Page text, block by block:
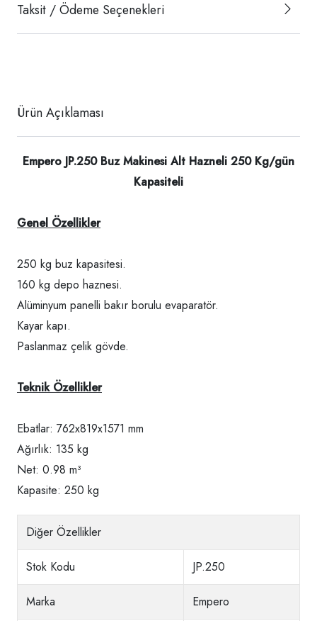
Taksit / Ödeme Seçenekleri
Ürün Açıklaması
Empero JP.250 Buz Makinesi Alt Hazneli 250 Kg/gün
Kapasiteli
Genel Özellikler
250 kg buz kapasitesi.
160 kg depo haznesi.
Alüminyum panelli bakır borulu evaparatör.
Kayar kapı.
Paslanmaz çelik gövde.
Teknik Özellikler
Ebatlar: 762x819x1571 mm
Ağırlık: 135 kg
Net: 0.98 m³
Kapasite: 250 kg
Diğer Özellikler
Stok Kodu JP.250
Marka Empero